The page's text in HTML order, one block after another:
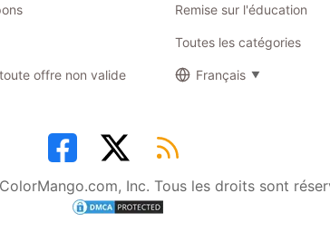
offre non valide
Remise sur l'éducation
Toutes les catégories
Français
Inc. Tous les droits sont